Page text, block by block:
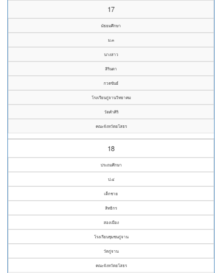
17
มัธยมศึกษา
ม.๓
นางสาว
สิรินดา
กวดขันธ์
โรงเรียนกู่จานวิทยาคม
วัดคำศิริ
คณะจังหวัดยโสธร
18
ประถมศึกษา
ป.๔
เด็กชาย
สิทธิกร
สองเมือง
โรงเรียนชุมชนกู่จาน
วัดกู่จาน
คณะจังหวัดยโสธร